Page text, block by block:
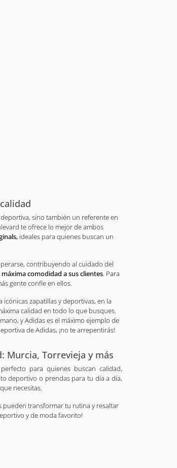
sino también un referente en
te ofrece lo mejor de ambos
ideales para quienes buscan un
contribuyendo al cuidado del
comodidad a sus clientes. Para
gente confíe en ellos.
icónicas zapatillas y deportivas, en la
calidad en todo lo que busques.
y Adidas es el máximo ejemplo de
de Adidas, ¡no te arrepentirás!
Murcia, Torrevieja y más
para quienes buscan calidad,
deportivo o prendas para tu día a día,
necesitas.
pueden transformar tu rutina y resaltar
y de moda favorito!